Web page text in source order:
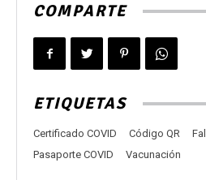
COMPARTE
ETIQUETAS
Certificado COVID Código QR
Pasaporte COVID
Vacunación